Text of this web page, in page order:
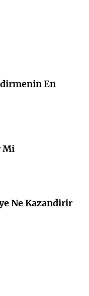
En
Mi
Ne Kazandirir